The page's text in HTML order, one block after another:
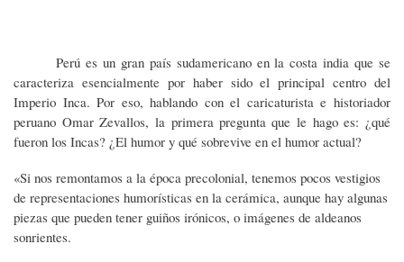
Perú es un gran país sudamericano en la costa india que se
caracteriza esencialmente por haber sido el principal centro del
Imperio Inca. Por eso, hablando con el caricaturista e historiador
peruano Omar Zevallos, la primera pregunta que le hago es: ¿qué
fueron los Incas? ¿El humor y qué sobrevive en el humor actual?
«Si nos remontamos a la época precolonial, tenemos pocos vestigios
de representaciones humorísticas en la cerámica, aunque hay algunas
piezas que pueden tener guiños irónicos, o imágenes de aldeanos
sonrientes.